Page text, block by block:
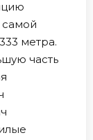
метра.
часть